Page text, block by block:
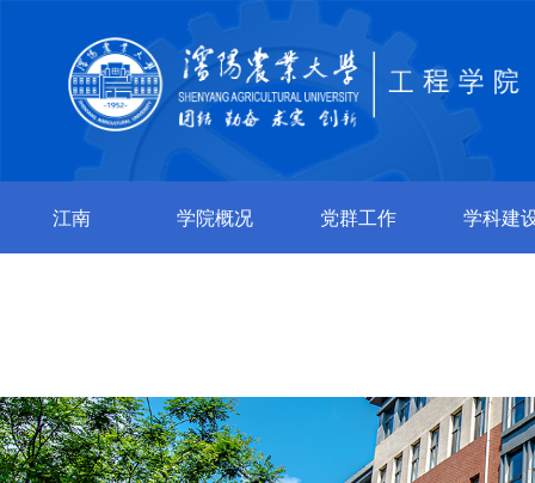
江南 学院概况 党群工作 学科建